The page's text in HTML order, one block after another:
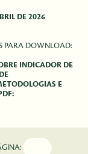
DE 2026
PARA DOWNLOAD:
INDICADOR DE
E